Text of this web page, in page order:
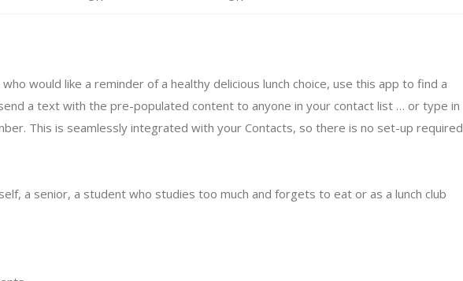
would like a reminder of a healthy delicious lunch choice, use this app to find a
a text with the pre-populated content to anyone in your contact list … or type in
This is seamlessly integrated with your Contacts, so there is no set-up required
a senior, a student who studies too much and forgets to eat or as a lunch club